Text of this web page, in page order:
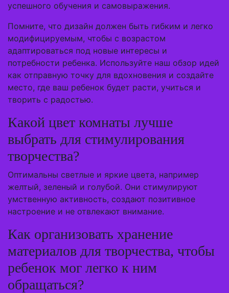
успешного обучения и самовыражения.
Помните, что дизайн должен быть гибким и легко
модифицируемым, чтобы с возрастом
адаптироваться под новые интересы и
потребности ребенка. Используйте наш обзор идей
как отправную точку для вдохновения и создайте
место, где ваш ребенок будет расти, учиться и
творить с радостью.
Какой цвет комнаты лучше
выбрать для стимулирования
творчества?
Оптимальны светлые и яркие цвета, например
желтый, зеленый и голубой. Они стимулируют
умственную активность, создают позитивное
настроение и не отвлекают внимание.
Как организовать хранение
материалов для творчества, чтобы
ребенок мог легко к ним
обращаться?